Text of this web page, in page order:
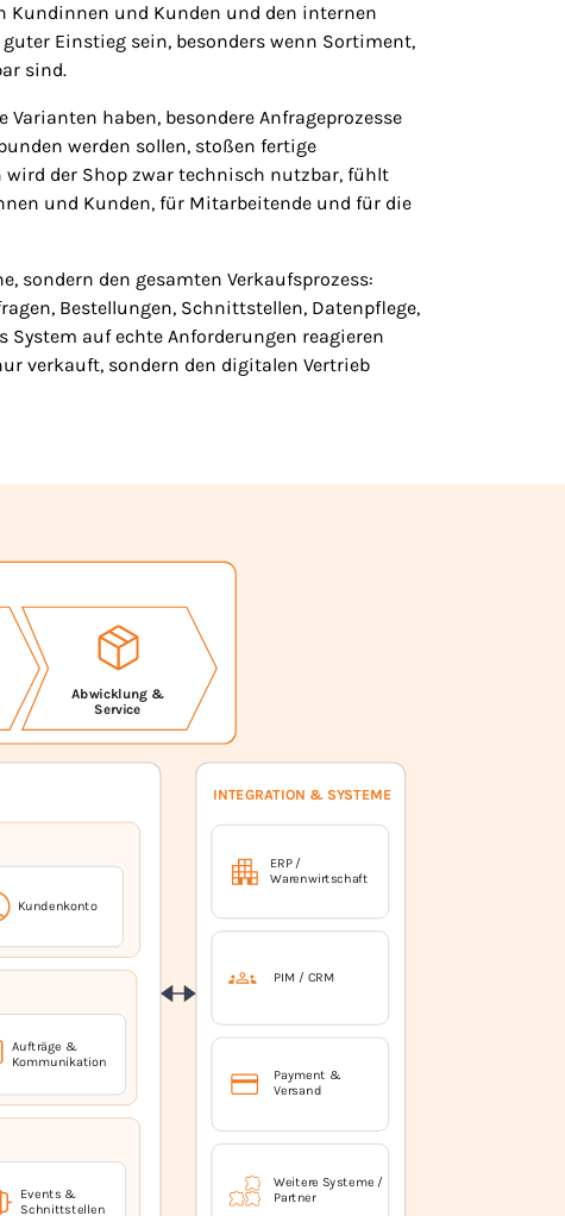
Kundinnen und Kunden und den internen
Einstieg sein, besonders wenn Sortiment,
sind.
haben, besondere Anfrageprozesse
werden sollen, stoßen fertige
wird der Shop zwar technisch nutzbar, fühlt
und Kunden, für Mitarbeitende und für die
sondern den gesamten Verkaufsprozess:
Bestellungen, Schnittstellen, Datenpflege,
auf echte Anforderungen reagieren
verkauft, sondern den digitalen Vertrieb